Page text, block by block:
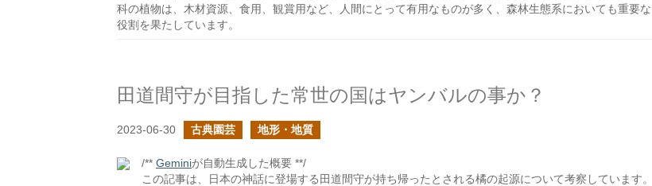
科の植物は、木材資源、食用、観賞用など、人間にとって有用なものが多く、森林生態系においても重要な
役割を果たしています。
田道間守が目指した常世の国はヤンバルの事か？
2023-06-30 古典園芸 地形・地質
/** Geminiが自動生成した概要 **/
この記事は、日本の神話に登場する田道間守が持ち帰ったとされる橘の起源について考察しています。